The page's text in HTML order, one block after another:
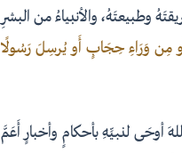
وطبيعتَهُ، والأنبياءُ من البشرِ
أَو مِن وَرَاءِ حِجَابٍ أَو يُرسِلَ رَسُولًا
أوحَى لنبيِّهِ بأحكامٍ وأخبارٍ أَعَمَّ